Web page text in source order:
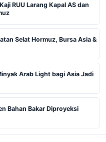
RUU Larang Kapal AS dan
Selat Hormuz, Bursa Asia &
Arab Light bagi Asia Jadi
Bahan Bakar Diproyeksi